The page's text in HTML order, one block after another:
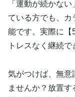
「運動が続かな
ている方でも、カ
能です。実際に【
トレスなく継続
気がつけば、無意
ませんか？放置